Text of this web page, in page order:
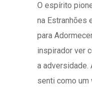
O espírito
na Estranhões
para
inspirador ver
a adversidade.
senti como um